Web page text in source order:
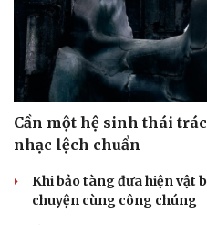
Cần một hệ sinh thái
nhạc lệch chuẩn
Khi bảo tàng đưa hiện vật
chuyện cùng công chúng